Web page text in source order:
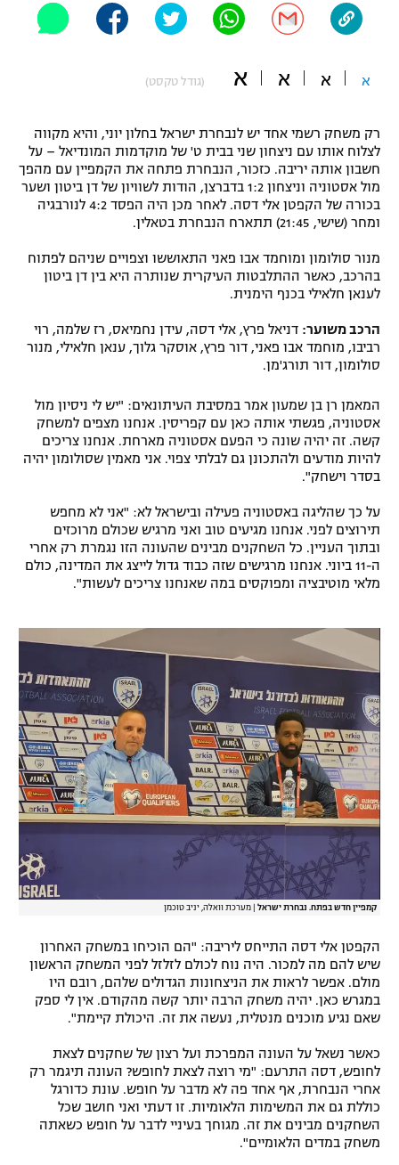
"מחצית בשכונה" – פודקאסט
משתתפים וזוכים בפרסים
תקנון משתתפים וזוכים בפרסים
תקנון עבור פעילות אלקטרה
תקנון עבור פעילות ספורט 1 – "מרלן"
טניס
גיימינג E-Sports
תנאי שימוש
מדיניות פרטיות
רשיון להקרנה פומבית לבית עסק
הצטרפות לחבילת הערוצים
לוח דרושים – ג'ובנט
תגיות
המגזין
אופניים
ספורט מוטורי
פוטבול אמריקאי NFL
בייסבול MLB
ספורט אתגרי ואקסטרים
אומנויות לחימה
גיימינג E-Sports
א א א א (גודל טקסט)
רק משחק רשמי אחד יש לנבחרת ישראל בחלון יוני, והיא מקווה
לצלוח אותו עם ניצחון שני בבית ט' של מוקדמות המונדיאל – על
חשבון אותה יריבה. כזכור, הנבחרת פתחה את הקמפיין עם מהפך
מול אסטוניה וניצחון 1:2 בדברצן, הודות לשוויון של דן ביטון ושער
בכורה של הקפטן אלי דסה. לאחר מכן היה הפסד 4:2 לנורבגיה
ומחר (שישי, 21:45) תתארח הנבחרת בטאלין.
מנור סולומון ומוחמד אבו פאני התאוששו וצפויים שניהם לפתוח
בהרכב, כאשר ההתלבטות העיקרית שנותרה היא בין דן ביטון
לענאן חלאילי בכנף הימנית.
הרכב משוער: דניאל פרץ, אלי דסה, עידן נחמיאס, רז שלמה, רוי
רביבו, מוחמד אבו פאני, דור פרץ, אוסקר גלוך, ענאן חלאילי, מנור
סולומון, דור תורג'מן.
המאמן רן בן שמעון אמר במסיבת העיתונאים: "יש לי ניסיון מול
אסטוניה, פגשתי אותה כאן עם קפריסין. אנחנו מצפים למשחק
קשה. זה יהיה שונה כי הפעם אסטוניה מארחת. אנחנו צריכים
להיות מודעים ולהתכונן גם לבלתי צפוי. אני מאמין שסולומון יהיה
בסדר וישחק".
על כך שהליגה באסטוניה פעילה ובישראל לא: "אני לא מחפש
תירוצים לפני. אנחנו מגיעים טוב ואני מרגיש שכולם מרוכזים
ובתוך העניין. כל השחקנים מבינים שהעונה הזו נגמרת רק אחרי
ה-11 ביוני. אנחנו מרגישים שזה כבוד גדול לייצג את המדינה, כולם
מלאי מוטיבציה ומפוקסים במה שאנחנו צריכים לעשות".
קמפיין חדש בפתח. נבחרת ישראל מערכת וואלה, יניב טוכמן
הקפטן אלי דסה התייחס ליריבה: "הם הוכיחו במשחק האחרון
שיש להם מה למכור. היה נוח לכולם לזלזל לפני המשחק הראשון
מולם. אפשר לראות את הניצחונות הגדולים שלהם, רובם היו
במגרש כאן. יהיה משחק הרבה יותר קשה מהקודם. אין לי ספק
שאם נגיע מוכנים מנטלית, נעשה את זה. היכולת קיימת".
כאשר נשאל על העונה המפרכת ועל רצון של שחקנים לצאת
לחופש, דסה התרעם: "מי רוצה לצאת לחופש? העונה תיגמר רק
אחרי הנבחרת, אף אחד פה לא מדבר על חופש. עונת כדורגל
כוללת גם את המשימות הלאומיות. זו דעתי ואני חושב שכל
השחקנים מבינים את זה. מגוחך בעיניי לדבר על חופש כשאתה
משחק במדים הלאומיים".